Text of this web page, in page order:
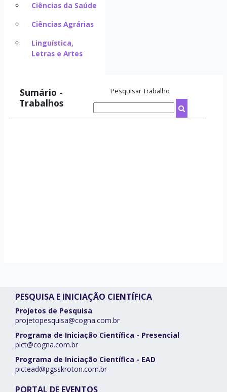
Ciências da Saúde
Ciências Agrárias
Linguística,
Letras e Artes
Sumário -
Trabalhos
Pesquisar Trabalho
PESQUISA E INICIAÇÃO CIENTÍFICA
Projetos de Pesquisa
projetopesquisa@cogna.com.br
Programa de Iniciação Científica - Presencial
pict@cogna.com.br
Programa de Iniciação Científica - EAD
pictead@pgsskroton.com.br
PORTAL DE EVENTOS